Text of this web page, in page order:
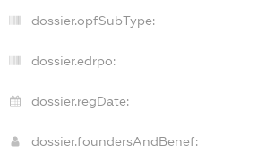
dossier.opfSubType:
dossier.edrpo:
dossier.regDate:
dossier.foundersAndBenef: